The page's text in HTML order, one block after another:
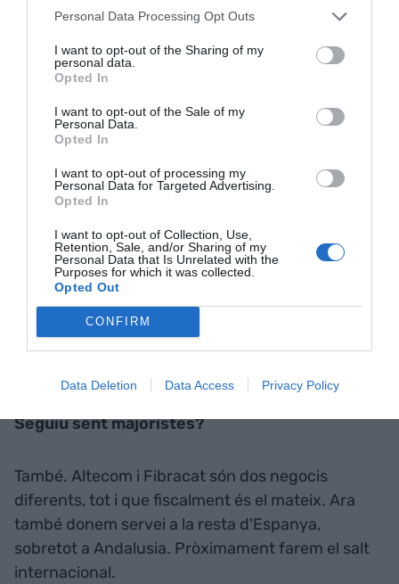
Personal Data Processing Opt Outs
I want to opt-out of the Sharing of my
personal data.
Opted In
I want to opt-out of the Sale of my
Personal Data.
Opted In
I want to opt-out of processing my
Personal Data for Targeted Advertising.
Opted In
I want to opt-out of Collection, Use,
Retention, Sale, and/or Sharing of my
Personal Data that Is Unrelated with the
Purposes for which it was collected.
Opted Out
CONFIRM
Data Deletion Data Access Privacy Policy
I quin és l'objectiu?
L'objectiu de Fibracat és arribar a un milió de
una alternativa com ho és Euskaltel al País Basc.
Anem a poc a poc però amb pas ferm, sobretot
perquè si no fem les coses bé la patacada pot ser
sonada. Jo sempre dic que em jugo el meu
fa 20 anys que guanyem diners.
Quina facturació teniu?
Vam tancar el 2018 amb 4,4 milions d'euros i
Seguiu sent majoristes?
També. Altecom i Fibracat són dos negocis
diferents, tot i que fiscalment és el mateix. Ara
també donem servei a la resta d'Espanya,
sobretot a Andalusia. Pròximament farem el salt
internacional.